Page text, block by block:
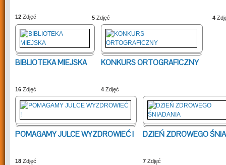
12 Zdjęć 5 Zdjęć 4
BIBLIOTEKA MIEJSKA
16 Zdjęć
KONKURS ORTOGRAFICZNY
4 Zdjęć
POMAGAMY JULCE WYZDROWIEĆ !
18 Zdjęć
DZIEŃ ZDROWEGO
7 Zdjęć